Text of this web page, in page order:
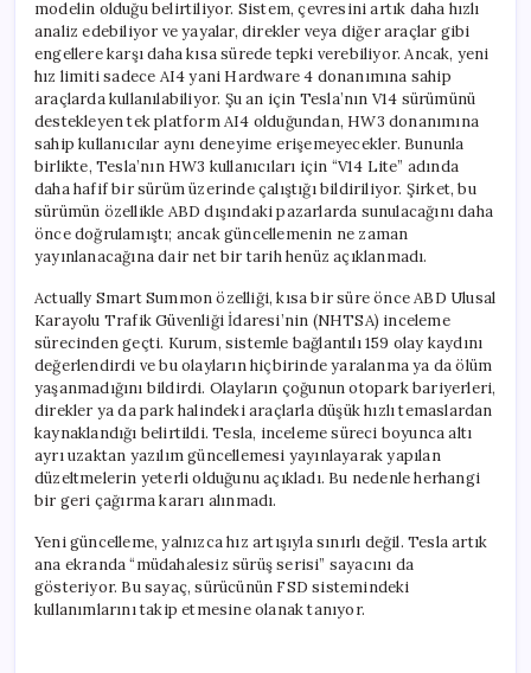
modelin olduğu belirtiliyor. Sistem, çevresini artık daha hızlı
analiz edebiliyor ve yayalar, direkler veya diğer araçlar gibi
engellere karşı daha kısa sürede tepki verebiliyor. Ancak, yeni
hız limiti sadece AI4 yani Hardware 4 donanımına sahip
araçlarda kullanılabiliyor. Şu an için Tesla’nın V14 sürümünü
destekleyen tek platform AI4 olduğundan, HW3 donanımına
sahip kullanıcılar aynı deneyime erişemeyecekler. Bununla
birlikte, Tesla’nın HW3 kullanıcıları için “V14 Lite” adında
daha hafif bir sürüm üzerinde çalıştığı bildiriliyor. Şirket, bu
sürümün özellikle ABD dışındaki pazarlarda sunulacağını daha
önce doğrulamıştı; ancak güncellemenin ne zaman
yayınlanacağına dair net bir tarih henüz açıklanmadı.
Actually Smart Summon özelliği, kısa bir süre önce ABD Ulusal
Karayolu Trafik Güvenliği İdaresi’nin (NHTSA) inceleme
sürecinden geçti. Kurum, sistemle bağlantılı 159 olay kaydını
değerlendirdi ve bu olayların hiçbirinde yaralanma ya da ölüm
yaşanmadığını bildirdi. Olayların çoğunun otopark bariyerleri,
direkler ya da park halindeki araçlarla düşük hızlı temaslardan
kaynaklandığı belirtildi. Tesla, inceleme süreci boyunca altı
ayrı uzaktan yazılım güncellemesi yayınlayarak yapılan
düzeltmelerin yeterli olduğunu açıkladı. Bu nedenle herhangi
bir geri çağırma kararı alınmadı.
Yeni güncelleme, yalnızca hız artışıyla sınırlı değil. Tesla artık
ana ekranda “müdahalesiz sürüş serisi” sayacını da
gösteriyor. Bu sayaç, sürücünün FSD sistemindeki
kullanımlarını takip etmesine olanak tanıyor.